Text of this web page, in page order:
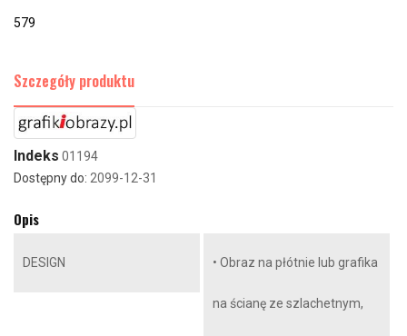
579
Szczegóły produktu
Indeks 01194
Dostępny do: 2099-12-31
Opis
DESIGN • Obraz na płótnie lub grafika
na ścianę ze szlachetnym,